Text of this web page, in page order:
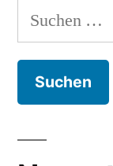
Suchen
nach: